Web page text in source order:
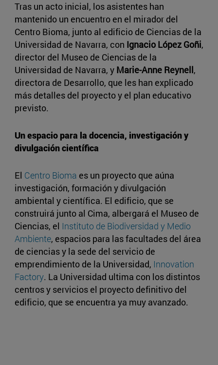
Tras un acto inicial, los asistentes han
mantenido un encuentro en el mirador del
Centro Bioma, junto al edificio de Ciencias de la
Universidad de Navarra, con Ignacio López Goñi,
director del Museo de Ciencias de la
Universidad de Navarra, y Marie-Anne Reynell,
directora de Desarrollo, que les han explicado
más detalles del proyecto y el plan educativo
previsto.
Un espacio para la docencia, investigación y
divulgación científica
El Centro Bioma es un proyecto que aúna
investigación, formación y divulgación
ambiental y científica. El edificio, que se
construirá junto al Cima, albergará el Museo de
Ciencias, el Instituto de Biodiversidad y Medio
Ambiente, espacios para las facultades del área
de ciencias y la sede del servicio de
emprendimiento de la Universidad, Innovation
Factory. La Universidad ultima con los distintos
centros y servicios el proyecto definitivo del
edificio, que se encuentra ya muy avanzado.